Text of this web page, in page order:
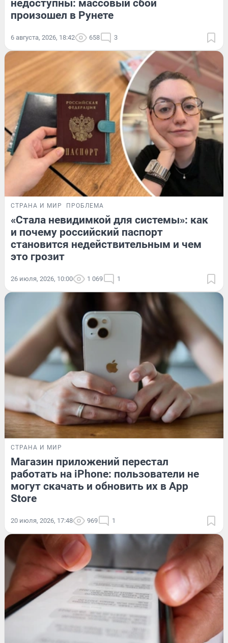
недоступны: массовый сбой
произошел в Рунете
6 августа, 2026, 18:42 658 3
СТРАНА И МИР ПРОБЛЕМА
«Стала невидимкой для системы»: как
и почему российский паспорт
становится недействительным и чем
это грозит
26 июля, 2026, 10:00 1 069 1
СТРАНА И МИР
Магазин приложений перестал
работать на iPhone: пользователи не
могут скачать и обновить их в App
Store
20 июля, 2026, 17:48 969 1